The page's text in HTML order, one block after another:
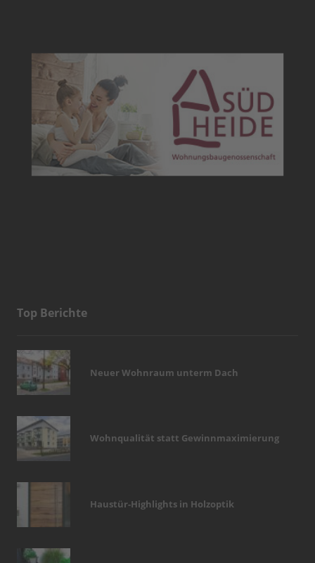
Top Berichte
Neuer Wohnraum unterm Dach
Wohnqualität statt Gewinnmaximierung
Haustür-Highlights in Holzoptik